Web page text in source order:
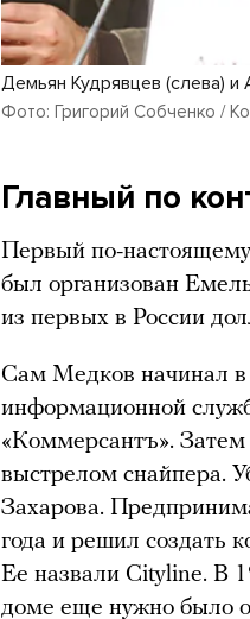
Демьян Кудрявцев (слева)
Фото: Григорий Собченко /
Главный по
Первый по-
был организован
из первых в России
Сам Медков начинал в
информационной
«Коммерсантъ». Затем
выстрелом снайпера.
Захарова.
года и решил создать
Ее назвали Cityline. В
доме еще нужно было